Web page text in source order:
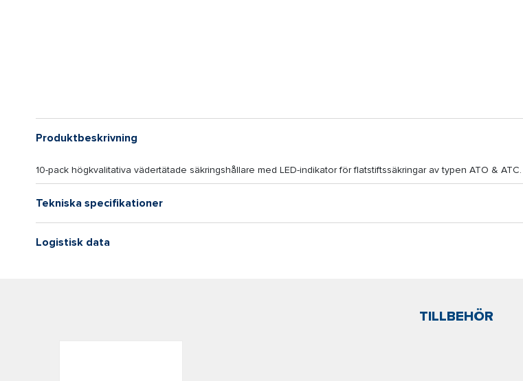
Produktbeskrivning
10-pack högkvalitativa vädertätade säkringshållare med LED-indikator för flatstiftssäkringar av typen ATO & ATC.
Tekniska specifikationer
Logistisk data
TILLBEHÖR